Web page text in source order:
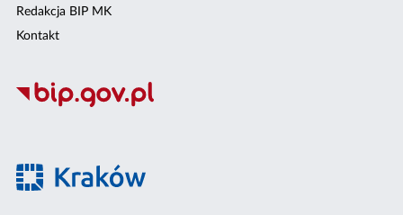
Redakcja BIP MK
Kontakt